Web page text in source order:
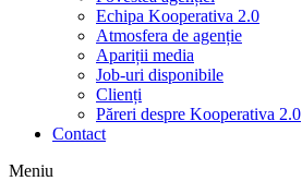
Echipa Kooperativa 2.0
Atmosfera de agenție
Apariții media
Job-uri disponibile
Clienți
Păreri despre Kooperativa 2.0
Contact
Meniu